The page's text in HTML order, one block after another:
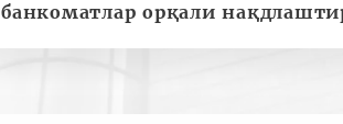
банкоматлар орқали